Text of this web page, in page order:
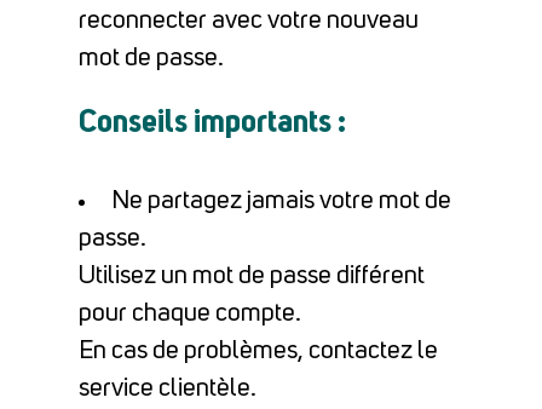
reconnecter avec votre nouveau
mot de passe.
Conseils importants :
Ne partagez jamais votre mot de
passe.
Utilisez un mot de passe différent
pour chaque compte.
En cas de problèmes, contactez le
service clientèle.